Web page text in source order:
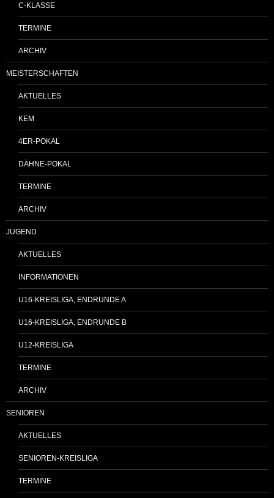
C-KLASSE
TERMINE
ARCHIV
MEISTERSCHAFTEN
AKTUELLES
KEM
4ER-POKAL
DÄHNE-POKAL
TERMINE
ARCHIV
JUGEND
AKTUELLES
INFORMATIONEN
U16-KREISLIGA, ENDRUNDE A
U16-KREISLIGA, ENDRUNDE B
U12-KREISLIGA
TERMINE
ARCHIV
SENIOREN
AKTUELLES
SENIOREN-KREISLIGA
TERMINE